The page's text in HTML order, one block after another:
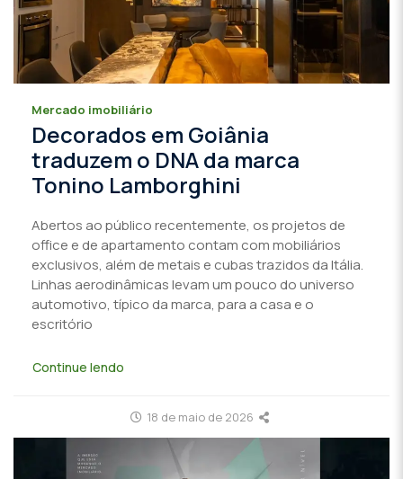
Mercado imobiliário
Decorados em Goiânia
traduzem o DNA da marca
Tonino Lamborghini
Abertos ao público recentemente, os projetos de
office e de apartamento contam com mobiliários
exclusivos, além de metais e cubas trazidos da Itália.
Linhas aerodinâmicas levam um pouco do universo
automotivo, típico da marca, para a casa e o
escritório
Continue lendo
18 de maio de 2026